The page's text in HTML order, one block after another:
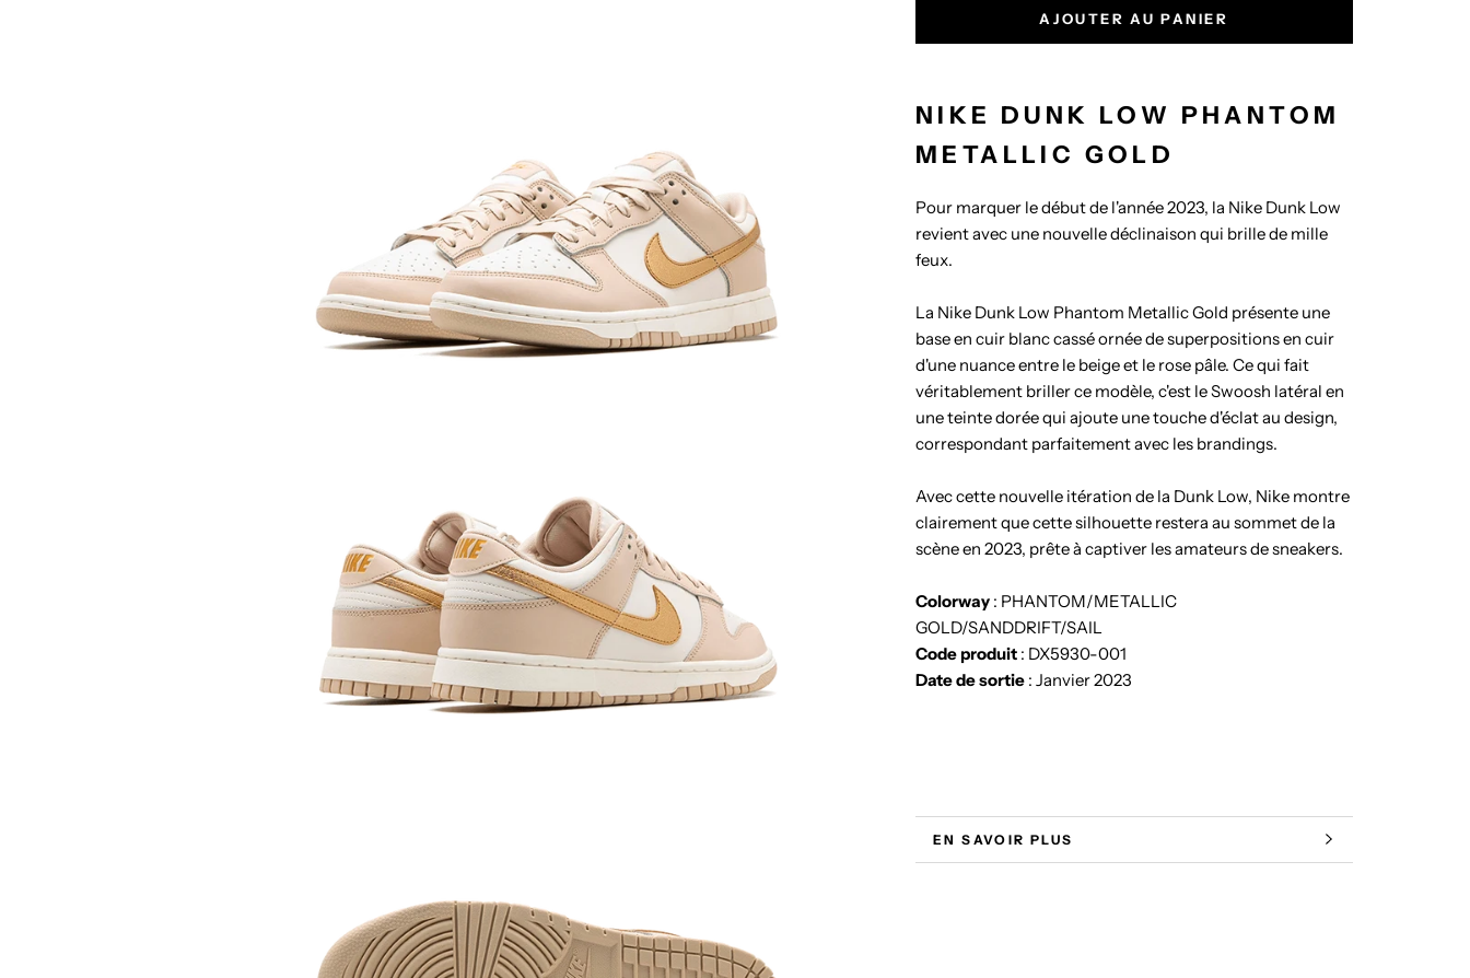
AJOUTER AU PANIER
NIKE DUNK LOW PHANTOM
METALLIC GOLD
Pour marquer le début de l'année 2023, la Nike Dunk Low
revient avec une nouvelle déclinaison qui brille de mille
feux.
La Nike Dunk Low Phantom Metallic Gold présente une
base en cuir blanc cassé ornée de superpositions en cuir
d'une nuance entre le beige et le rose pâle. Ce qui fait
véritablement briller ce modèle, c'est le Swoosh latéral en
une teinte dorée qui ajoute une touche d'éclat au design,
correspondant parfaitement avec les brandings.
Avec cette nouvelle itération de la Dunk Low, Nike montre
clairement que cette silhouette restera au sommet de la
scène en 2023, prête à captiver les amateurs de sneakers.
Colorway : PHANTOM/METALLIC
GOLD/SANDDRIFT/SAIL
Code produit : DX5930-001
Date de sortie : Janvier 2023
EN SAVOIR PLUS
VOIR LES IMAGES